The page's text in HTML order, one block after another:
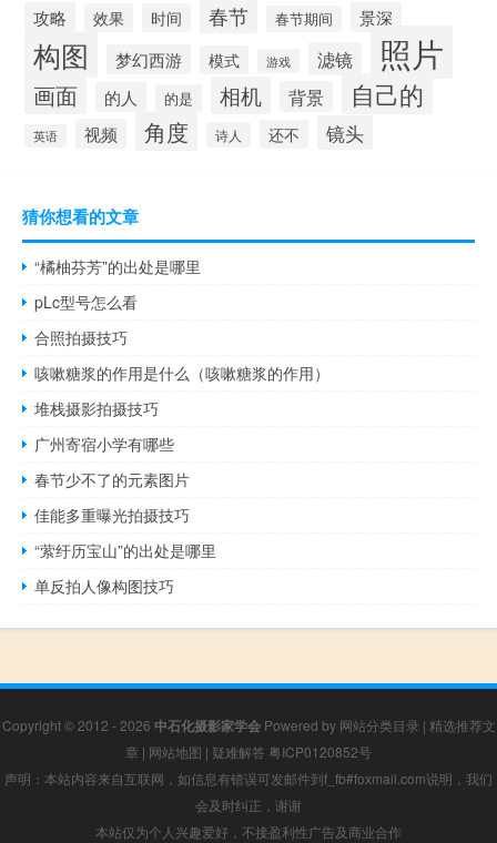
攻略 效果 时间 春节 春节期间 景深
构图 梦幻西游 模式 游戏 滤镜 照片
画面 的人 的是 相机 背景 自己的
英语 视频 角度 诗人 还不 镜头
猜你想看的文章
“橘柚芬芳”的出处是哪里
pLc型号怎么看
合照拍摄技巧
咳嗽糖浆的作用是什么（咳嗽糖浆的作用）
堆栈摄影拍摄技巧
广州寄宿小学有哪些
春节少不了的元素图片
佳能多重曝光拍摄技巧
“萦纡历宝山”的出处是哪里
单反拍人像构图技巧
Copyright © 2012 - 2026 中石化摄影家学会Powered by 网站分类目录 | 精选推荐文
章 | 网站地图 | 疑难解答 粤ICP0120852号
声明：本站内容来自互联网，如信息有错误可发邮件到f_fb#foxmail.com说明，我们
会及时纠正，谢谢
本站仅为个人兴趣爱好，不接盈利性广告及商业合作